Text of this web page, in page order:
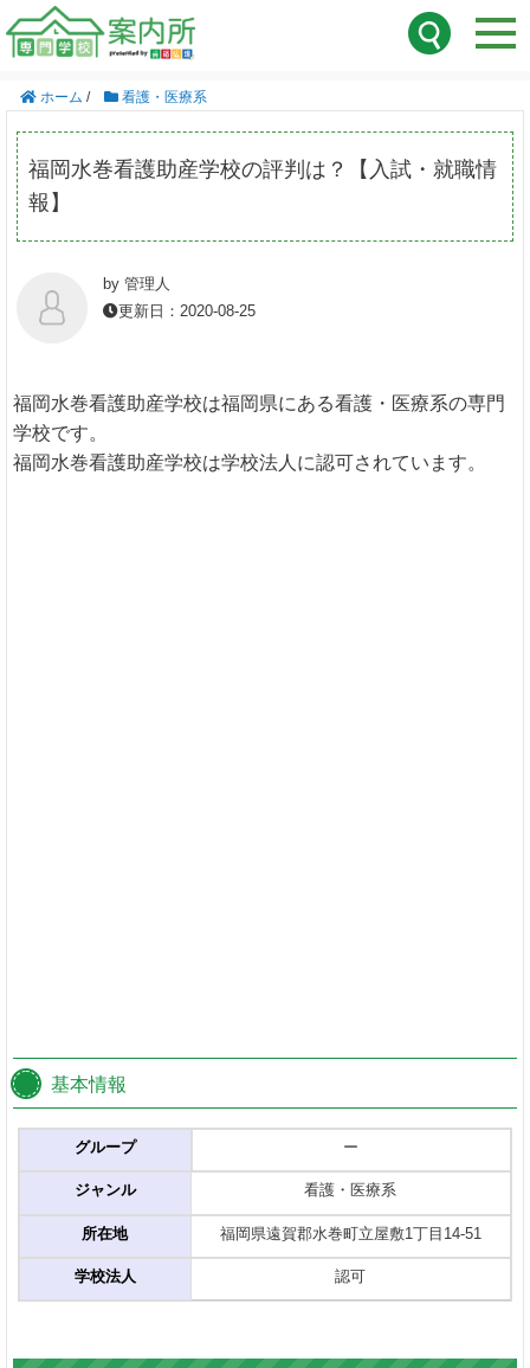
ホーム / 看護・医療系
福岡水巻看護助産学校の評判は？【入試・就職情
報】
by 管理人
更新日：2020-08-25
福岡水巻看護助産学校は福岡県にある看護・医療系の専門
学校です。
福岡水巻看護助産学校は学校法人に認可されています。
基本情報
グループ
ジャンル
所在地
学校法人
ー
看護・医療系
福岡県遠賀郡水巻町立屋敷1丁目14-51
認可